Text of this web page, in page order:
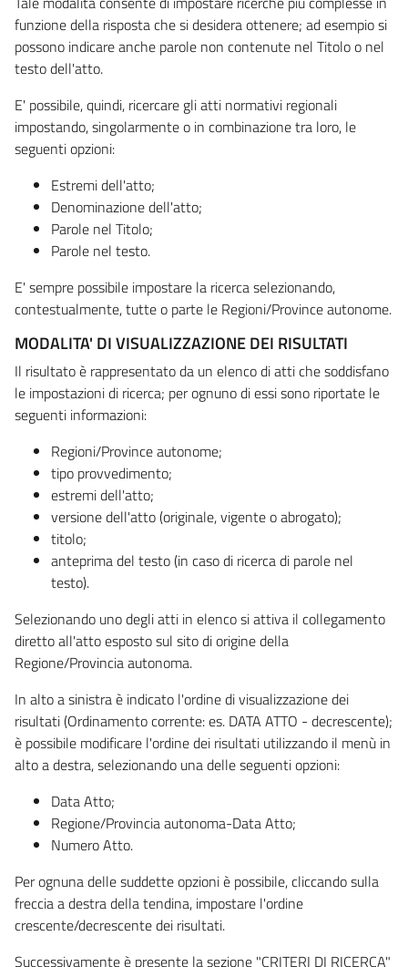
funzione della risposta che si desidera ottenere; ad esempio si
possono indicare anche parole non contenute nel Titolo o nel
testo dell'atto.
E' possibile, quindi, ricercare gli atti normativi regionali
impostando, singolarmente o in combinazione tra loro, le
seguenti opzioni:
Estremi dell'atto;
Denominazione dell'atto;
Parole nel Titolo;
Parole nel testo.
E' sempre possibile impostare la ricerca selezionando,
contestualmente, tutte o parte le Regioni/Province autonome.
MODALITA' DI VISUALIZZAZIONE DEI RISULTATI
Il risultato è rappresentato da un elenco di atti che soddisfano
le impostazioni di ricerca; per ognuno di essi sono riportate le
seguenti informazioni:
Regioni/Province autonome;
tipo provvedimento;
estremi dell'atto;
versione dell'atto (originale, vigente o abrogato);
titolo;
anteprima del testo (in caso di ricerca di parole nel
testo).
Selezionando uno degli atti in elenco si attiva il collegamento
diretto all'atto esposto sul sito di origine della
Regione/Provincia autonoma.
In alto a sinistra è indicato l'ordine di visualizzazione dei
risultati (Ordinamento corrente: es. DATA ATTO - decrescente);
è possibile modificare l'ordine dei risultati utilizzando il menù in
alto a destra, selezionando una delle seguenti opzioni:
Data Atto;
Regione/Provincia autonoma-Data Atto;
Numero Atto.
Per ognuna delle suddette opzioni è possibile, cliccando sulla
freccia a destra della tendina, impostare l'ordine
crescente/decrescente dei risultati.
Successivamente è presente la sezione "CRITERI DI RICERCA"